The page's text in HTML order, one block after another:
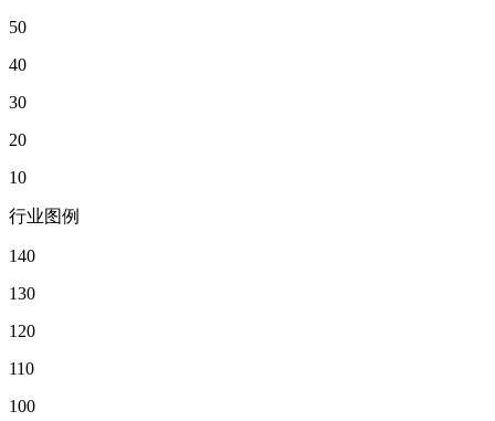
50
40
30
20
10
行业图例
140
130
120
110
100